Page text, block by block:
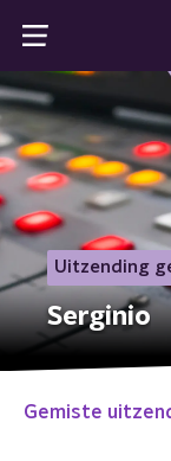
Uitzending
Serginio
Gemiste